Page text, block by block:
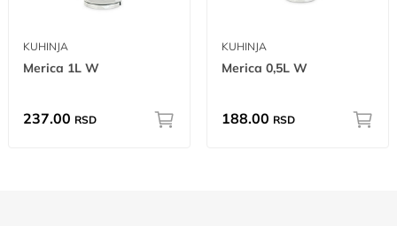
KUHINJA
Merica 1L W
237.00 RSD
KUHINJA
Merica 0,5L W
188.00 RSD